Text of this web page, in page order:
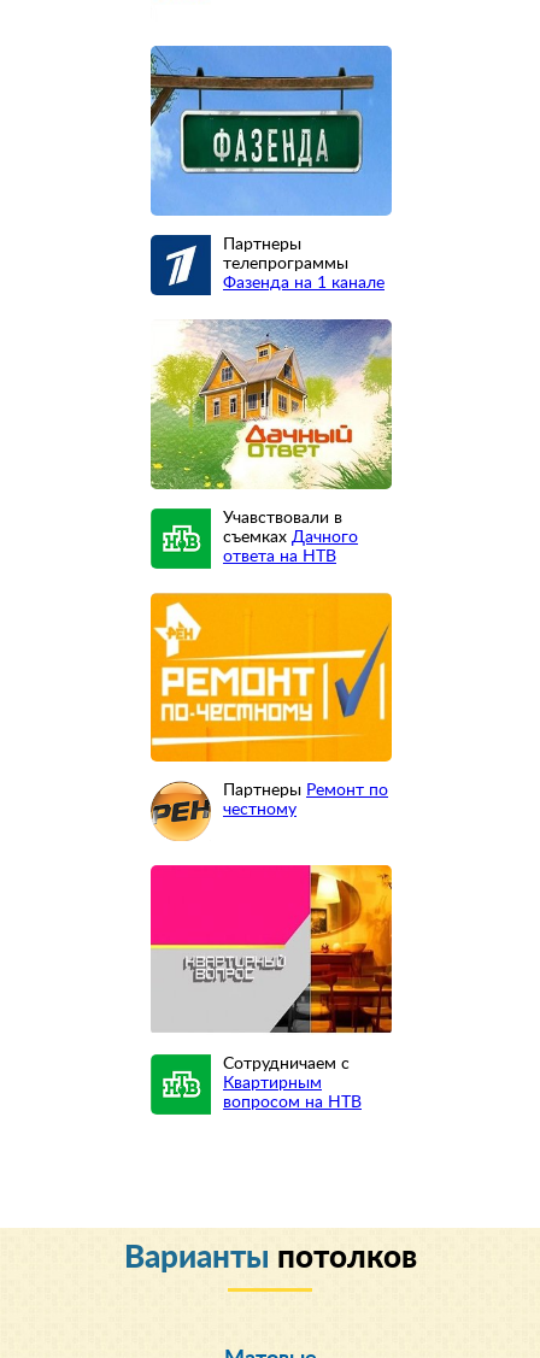
Партнеры
телепрограммы
Фазенда на 1 канале
Учавствовали в
съемках Дачного
ответа на НТВ
Партнеры Ремонт по
честному
Сотрудничаем с
Квартирным
вопросом на НТВ
Варианты потолков